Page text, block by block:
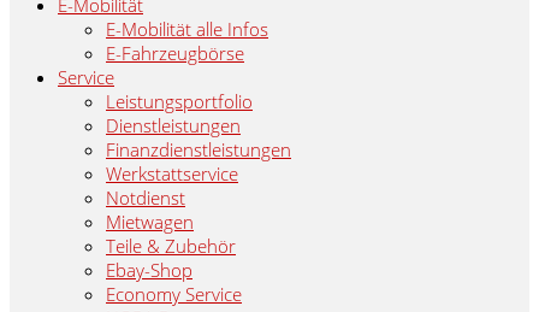
E-Mobilität
E-Mobilität alle Infos
E-Fahrzeugbörse
Service
Leistungsportfolio
Dienstleistungen
Finanzdienstleistungen
Werkstattservice
Notdienst
Mietwagen
Teile & Zubehör
Ebay-Shop
Economy Service